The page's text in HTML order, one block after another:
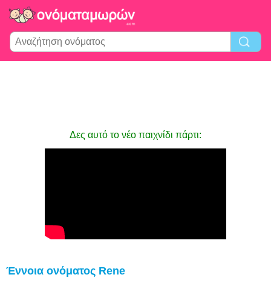
Δες αυτό το νέο παιχνίδι πάρτι:
Έννοια ονόματος Rene